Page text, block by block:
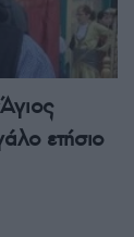
ετήσιο